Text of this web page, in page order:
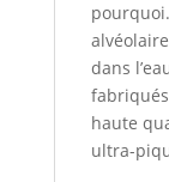
dans
haute
ultra-